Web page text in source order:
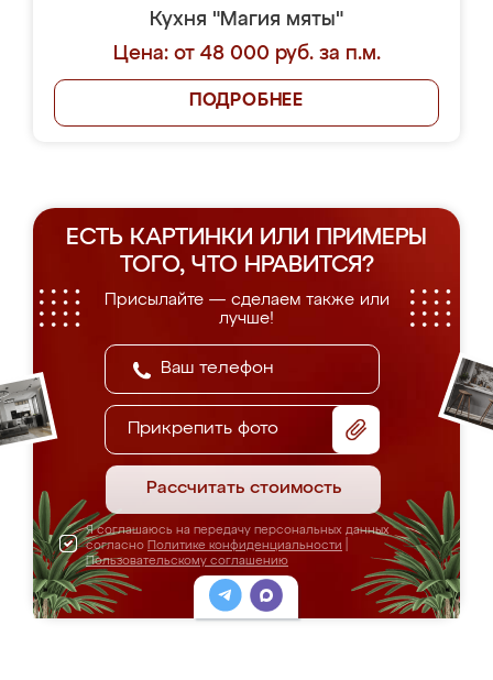
Кухня "Магия мяты"
Цена: от 48 000 руб. за п.м.
ПОДРОБНЕЕ
ЕСТЬ КАРТИНКИ ИЛИ ПРИМЕРЫ
ТОГО, ЧТО НРАВИТСЯ?
Присылайте — сделаем также или
лучше!
Прикрепить фото
Рассчитать стоимость
Я соглашаюсь на передачу персональных данных
согласно Политике конфиденциальности
Пользовательскому соглашению